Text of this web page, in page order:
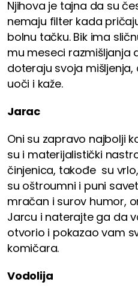
Njihova je tajna da su
nemaju filter kada
bolnu tačku. Bik ima
mu meseci razmišljanja
doteraju svoja
uoči i kaže.
Jarac
Oni su zapravo najbolji
su i materijalistički
činjenica, takođe su
su oštroumni i puni
mračan i surov humor,
Jarcu i naterajte ga da
otvorio i pokazao vam
komičara.
Vodolija